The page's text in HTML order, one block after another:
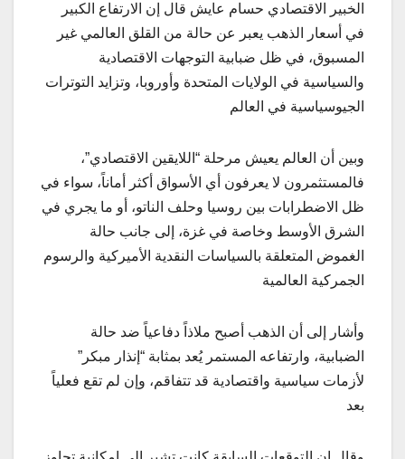
الخبير الاقتصادي حسام عايش قال إن الارتفاع الكبير
في أسعار الذهب يعبر عن حالة من القلق العالمي غير
المسبوق، في ظل ضبابية التوجهات الاقتصادية
والسياسية في الولايات المتحدة وأوروبا، وتزايد التوترات
الجيوسياسية في العالم
وبين أن العالم يعيش مرحلة “اللايقين الاقتصادي”،
فالمستثمرون لا يعرفون أي الأسواق أكثر أماناً، سواء في
ظل الاضطرابات بين روسيا وحلف الناتو، أو ما يجري في
الشرق الأوسط وخاصة في غزة، إلى جانب حالة
الغموض المتعلقة بالسياسات النقدية الأميركية والرسوم
الجمركية العالمية
وأشار إلى أن الذهب أصبح ملاذاً دفاعياً ضد حالة
الضبابية، وارتفاعه المستمر يُعد بمثابة “إنذار مبكر”
لأزمات سياسية واقتصادية قد تتفاقم، وإن لم تقع فعلياً
بعد